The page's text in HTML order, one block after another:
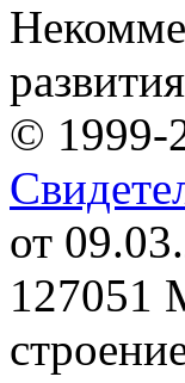
© 1999-
от
127051